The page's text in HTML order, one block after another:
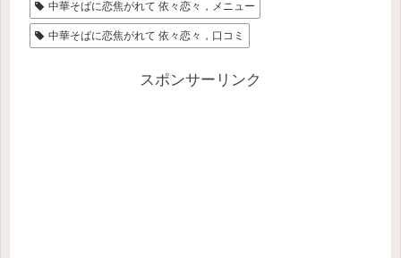
中華そばに恋焦がれて 依々恋々，メニュー
中華そばに恋焦がれて 依々恋々，口コミ
スポンサーリンク